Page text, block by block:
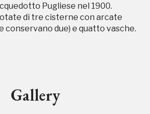
Pugliese nel 1900.
di tre cisterne con arcate
conservano due) e quatto vasche.
Gallery